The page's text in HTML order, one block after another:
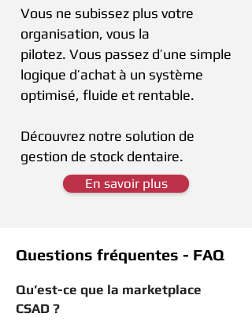
Vous ne subissez plus votre
organisation, vous la
pilotez. Vous passez d’une simple
logique d’achat à un système
optimisé, fluide et rentable.
Découvrez notre solution de
gestion de stock dentaire.
En savoir plus
Questions fréquentes - FAQ
Qu’est-ce que la marketplace
CSAD ?